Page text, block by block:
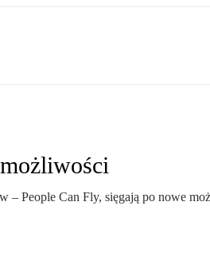
People Can Fly, sięgają po nowe